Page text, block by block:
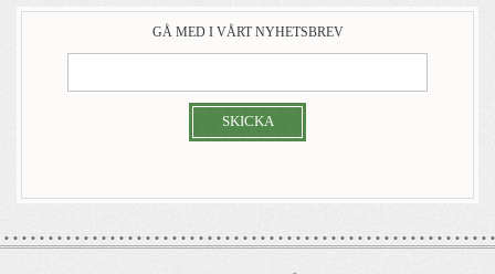
GÅ MED I VÅRT NYHETSBREV
SKICKA